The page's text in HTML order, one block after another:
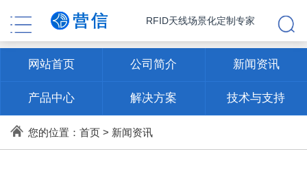
RFID天线场景化定制专家
网站首页 公司简介 新闻资讯
产品中心 解决方案 技术与支持
联系方式
您的位置： 首页> 新闻资讯